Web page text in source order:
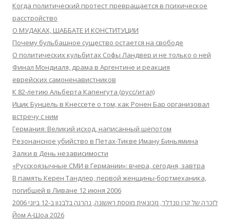
Когда политический протест превращается в психическое
расстройство
О МУДАКАХ, ШАББАТЕ И КОНСТИТУЦИИ
Почему бульбашное существо остается на свободе
О политических кульбитах Софы Ландвер и не только о ней
Финал Мондиаля, драма в Аргентине и реакция
еврейских самоненавистников
К 82-летию Альберта Капенгута (русс/итал)
Ицик Бунцель в Кнессете о том, как Ронен Бар организовал
встречу с ним
Германия: Великий исход, написанный шепотом
Резонансное убийство в Петах-Тикве Иману Биньямина
Залки в День независимости
«Русскоязычные СМИ в Германии»: вчера, сегодня, завтра
В память Керен Тандлер, первой женщины-бортмеханика,
погибшей в Ливане 12 июня 2006
לזכרה של קרן טנדלר, מכונאית מוטסת ראשונה, נהרגה בלבנון ב-12 ביוני 2006
Йом А-Шоа 2026